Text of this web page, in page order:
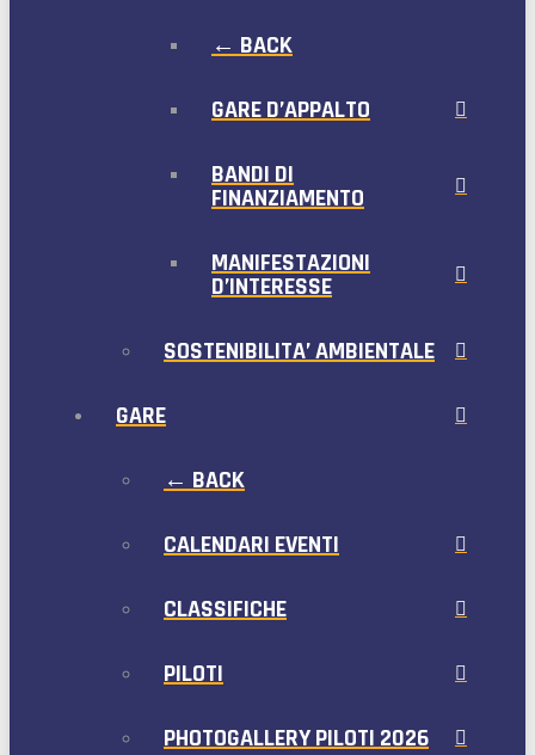
← BACK
GARE D’APPALTO
BANDI DI
FINANZIAMENTO
MANIFESTAZIONI
D’INTERESSE
SOSTENIBILITA’ AMBIENTALE
GARE
← BACK
CALENDARI EVENTI
CLASSIFICHE
PILOTI
PHOTOGALLERY PILOTI 2026